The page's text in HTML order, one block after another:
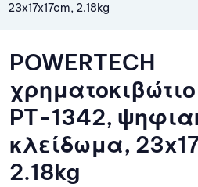
23x17x17cm, 2.18kg
POWERTECH
PT-1342,
κλείδωμα,
2.18kg